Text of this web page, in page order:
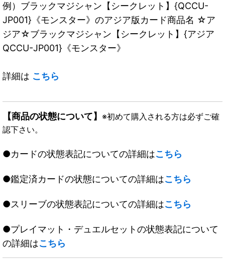
例）ブラックマジシャン【シークレット】{QCCU-
JP001}《モンスター》のアジア版カード商品名 ☆ア
ジア☆ブラックマジシャン【シークレット】{アジア
QCCU-JP001}《モンスター》
詳細は こちら
【商品の状態について】 ※初めて購入される方は必ずご確
認下さい。
●カードの状態表記についての詳細はこちら
●鑑定済カードの状態についての詳細はこちら
●スリーブの状態表記についての詳細はこちら
●プレイマット・デュエルセットの状態表記について
の詳細はこちら